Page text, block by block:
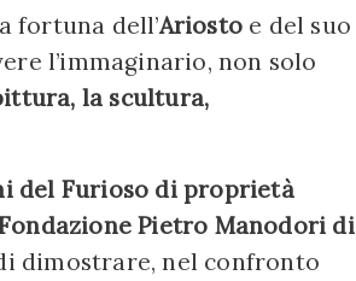
fortuna dell’Ariosto e del suo
l’immaginario, non solo
la scultura,
del Furioso di proprietà
Pietro Manodori di
dimostrare, nel confronto